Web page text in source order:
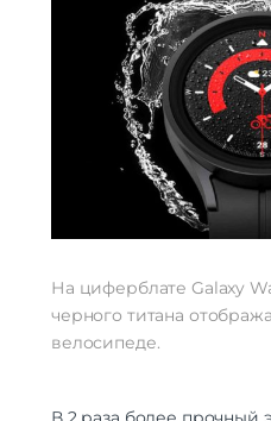
На циферблате Galaxy
черного титана
велосипеде.